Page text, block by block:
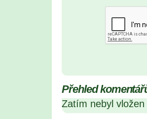
Přehled
Zatím nebyl